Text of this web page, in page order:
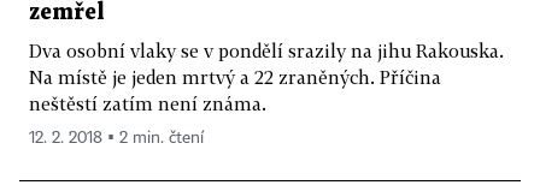
zemřel
Dva osobní vlaky se v pondělí srazily na jihu Rakouska.
Na místě je jeden mrtvý a 22 zraněných. Příčina
neštěstí zatím není známa.
12. 2. 2018 ▪ 2 min. čtení